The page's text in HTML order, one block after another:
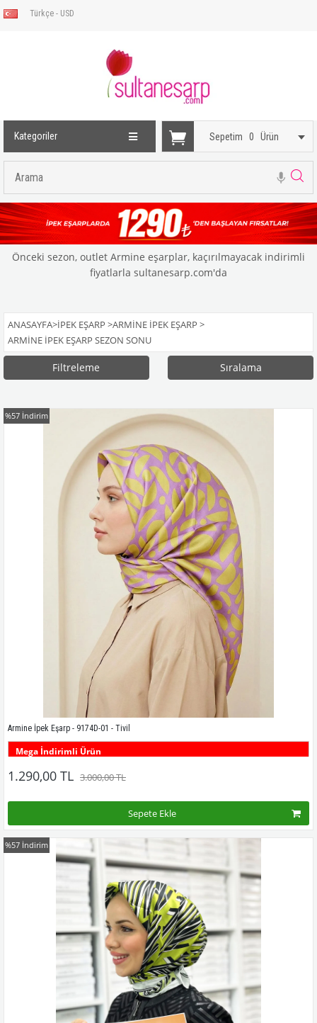
Türkçe - USD
Kategoriler Sepetim 0 Ürün
Önceki sezon, outlet Armine eşarplar, kaçırılmayacak indirimli
fiyatlarla sultanesarp.com'da
ANASAYFA>İPEK EŞARP >ARMİNE İPEK EŞARP >
ARMINE İPEK EŞARP SEZON SONU
Filtreleme Sıralama
Armine İpek Eşarp - 9174D-01 - Tivil
Mega İndirimli Ürün
Kampanyadaki tüm modelleri görmek için buraya tıkla
1.290,00 TL 3.000,00 TL
Sepete Ekle
%57 İndirim
%57 İndirim